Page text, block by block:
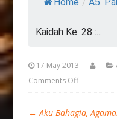
Kaidah Ke. 28 :...
17 May 2013
Comments Off
← Aku Bahagia,